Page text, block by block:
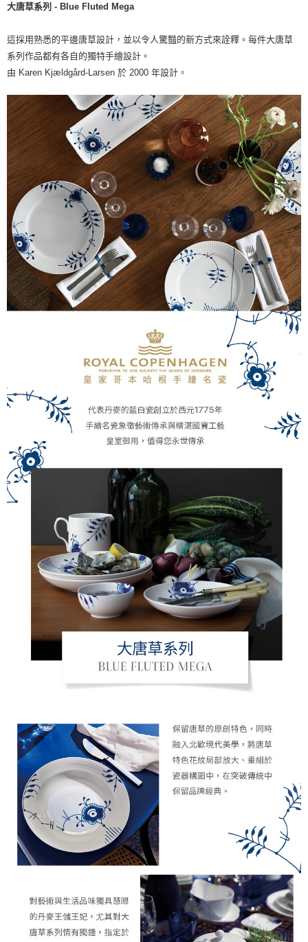
大唐草系列 - Blue Fluted Mega
這採用熟悉的平邊唐草設計，並以令人驚豔的新方式來詮釋。每件大唐草
系列作品都有各自的獨特手繪設計。
由 Karen Kjældgård-Larsen 於 2000 年設計。